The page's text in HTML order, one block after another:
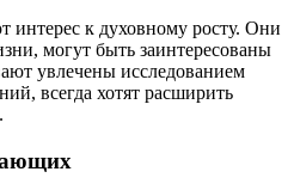
интерес к духовному росту. Они
могут быть заинтересованы
увлечены исследованием
всегда хотят расширить